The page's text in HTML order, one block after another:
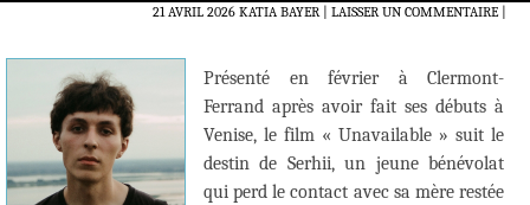
21 AVRIL 2026 KATIA BAYER LAISSER UN COMMENTAIRE|
Présenté en février à Clermont-
Ferrand après avoir fait ses débuts à
Venise, le film « Unavailable » suit le
destin de Serhii, un jeune bénévolat
qui perd le contact avec sa mère restée